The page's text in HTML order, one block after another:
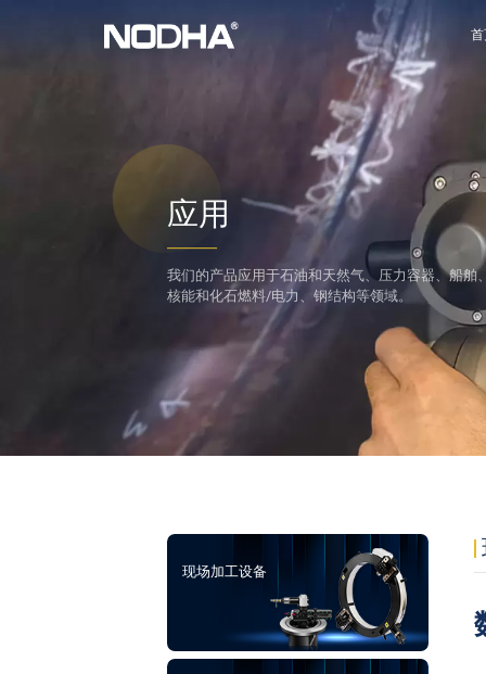
应用
我们的产品应用于石油和天然气、压力容器、船舶
核能和化石燃料/电力、钢结构等领域。
现场加工设备